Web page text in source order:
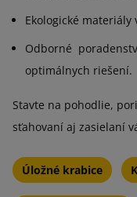
Ekologické
Odborné
optimálnych riešení.
Stavte na pohodlie,
sťahovaní aj zasielaní
Úložné krabice